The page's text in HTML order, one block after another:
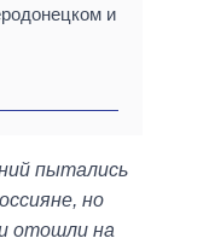
и
пытались
но
отошли на